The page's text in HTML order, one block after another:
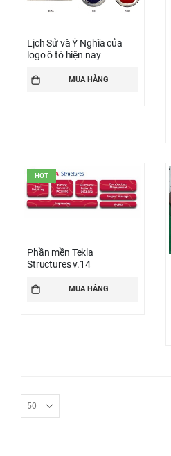
Lịch Sử và Ý Nghĩa của
logo ô tô hiện nay
MUA HÀNG
HOT
Phần mền Tekla
Structures v.14
MUA HÀNG